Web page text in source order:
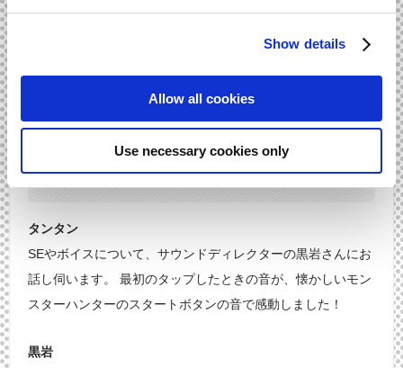
Show details
Allow all cookies
Use necessary cookies only
タンタン
SEやボイスについて、サウンドディレクターの黒岩さんにお
話し伺います。 最初のタップしたときの音が、懐かしいモン
スターハンターのスタートボタンの音で感動しました！
黒岩